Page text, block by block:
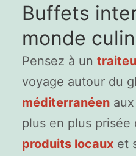
Buffets
monde
Pensez à un
voyage autour du
méditerranéen
plus en plus prisée
produits locaux et